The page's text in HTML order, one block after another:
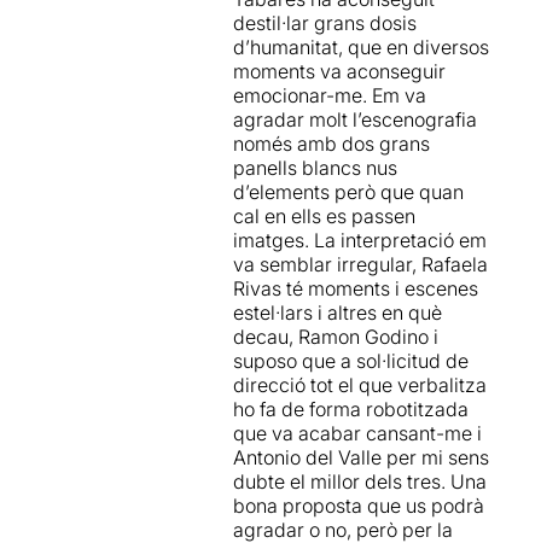
destil·lar grans dosis
d’humanitat, que en diversos
moments va aconseguir
emocionar-me. Em va
agradar molt l’escenografia
només amb dos grans
panells blancs nus
d’elements però que quan
cal en ells es passen
imatges. La interpretació em
va semblar irregular, Rafaela
Rivas té moments i escenes
estel·lars i altres en què
decau, Ramon Godino i
suposo que a sol·licitud de
direcció tot el que verbalitza
ho fa de forma robotitzada
que va acabar cansant-me i
Antonio del Valle per mi sens
dubte el millor dels tres. Una
bona proposta que us podrà
agradar o no, però per la